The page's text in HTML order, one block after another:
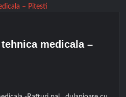
medicala –